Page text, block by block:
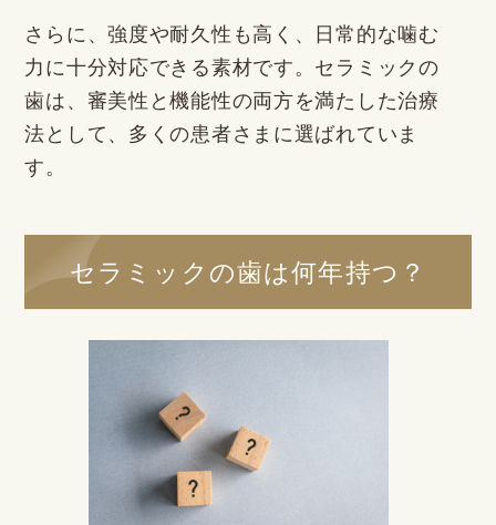
さらに、強度や耐久性も高く、日常的な噛む
力に十分対応できる素材です。セラミックの
歯は、審美性と機能性の両方を満たした治療
法として、多くの患者さまに選ばれていま
す。
セラミックの歯は何年持つ？